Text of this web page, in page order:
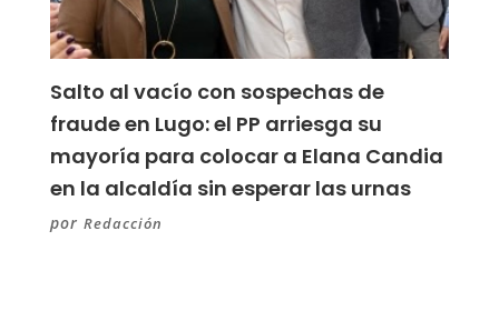
Salto al vacío con sospechas de
fraude en Lugo: el PP arriesga su
mayoría para colocar a Elana Candia
en la alcaldía sin esperar las urnas
por Redacción